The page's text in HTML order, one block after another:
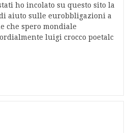
ho incolato su questo sito la
aiuto sulle eurobbligazioni a
che spero mondiale
luigi crocco poetalc